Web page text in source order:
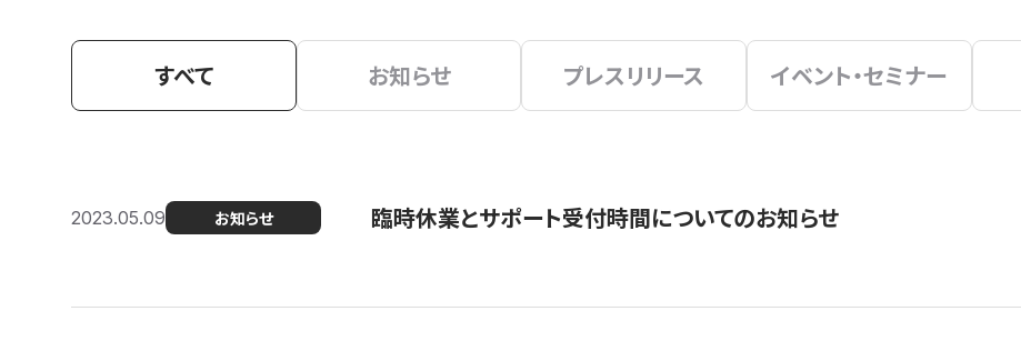
すべて お知らせ プレスリリース イベント・セミナー
2023.05.09 お知らせ 臨時休業とサポート受付時間についてのお知らせ